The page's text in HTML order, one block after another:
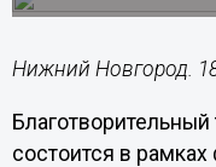
Нижний Новгород.
состоится в